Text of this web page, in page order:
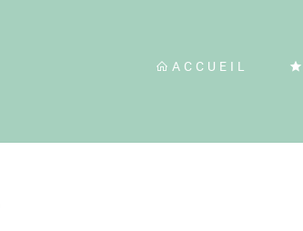
ACCUEIL